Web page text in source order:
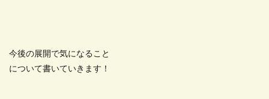
今後の展開で気になること
について書いていきます！